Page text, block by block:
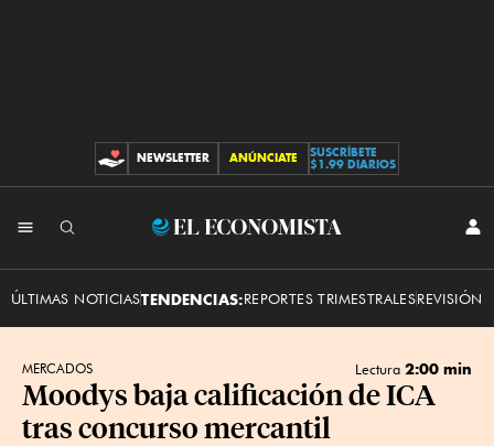
CONTRIBUCIONES
NEWSLETTER ANÚNCIATE
SUSCRÍBETE
$1.99 DIARIOS
El
ÚLTIMAS NOTICIASTENDENCIAS:REPORTES TRIMESTRALESREVISIÓN
MERCADOS Lectura 2:00 min
Moodys baja calificación de ICA
tras concurso mercantil